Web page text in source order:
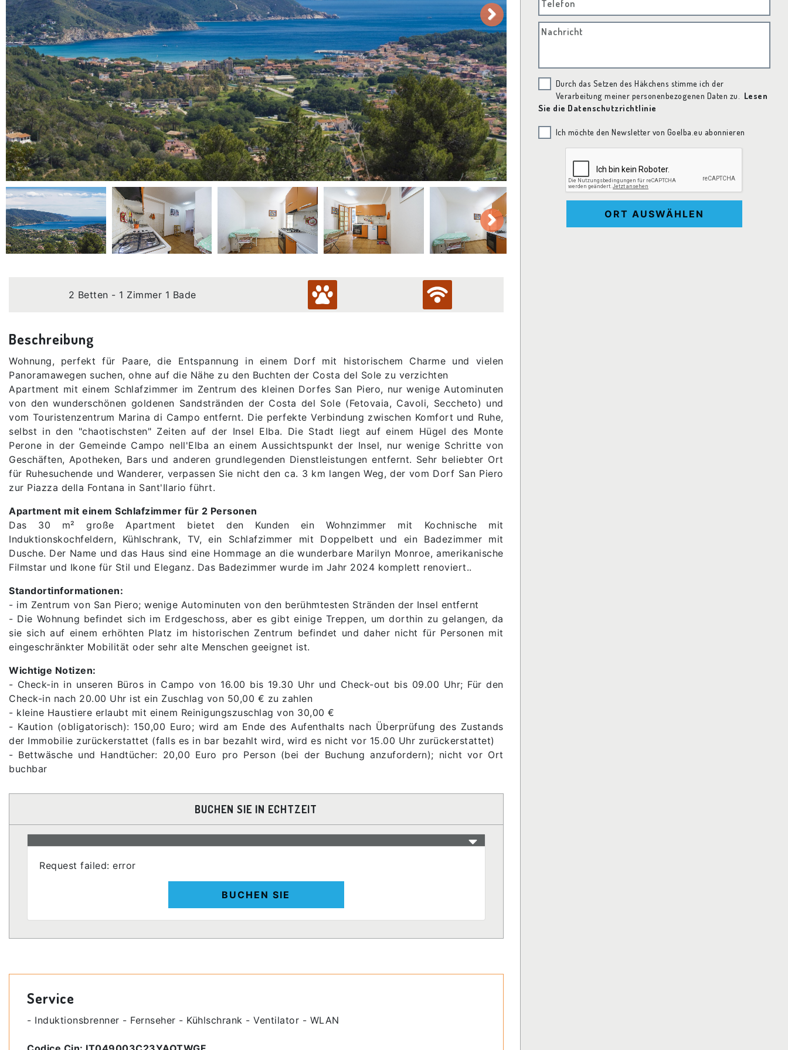
2 Betten - 1 Zimmer 1 Bade
Beschreibung
Wohnung, perfekt für Paare, die Entspannung in einem Dorf mit historischem Charme und vielen
Panoramawegen suchen, ohne auf die Nähe zu den Buchten der Costa del Sole zu verzichten
Apartment mit einem Schlafzimmer im Zentrum des kleinen Dorfes San Piero, nur wenige Autominuten
von den wunderschönen goldenen Sandstränden der Costa del Sole (Fetovaia, Cavoli, Seccheto) und
vom Touristenzentrum Marina di Campo entfernt. Die perfekte Verbindung zwischen Komfort und Ruhe,
selbst in den "chaotischsten" Zeiten auf der Insel Elba. Die Stadt liegt auf einem Hügel des Monte
Perone in der Gemeinde Campo nell'Elba an einem Aussichtspunkt der Insel, nur wenige Schritte von
Geschäften, Apotheken, Bars und anderen grundlegenden Dienstleistungen entfernt. Sehr beliebter Ort
für Ruhesuchende und Wanderer, verpassen Sie nicht den ca. 3 km langen Weg, der vom Dorf San Piero
zur Piazza della Fontana in Sant'Ilario führt.
Apartment mit einem Schlafzimmer für 2 Personen
Das 30 m² große Apartment bietet den Kunden ein Wohnzimmer mit Kochnische mit
Induktionskochfeldern, Kühlschrank, TV, ein Schlafzimmer mit Doppelbett und ein Badezimmer mit
Dusche. Der Name und das Haus sind eine Hommage an die wunderbare Marilyn Monroe, amerikanische
Filmstar und Ikone für Stil und Eleganz. Das Badezimmer wurde im Jahr 2024 komplett renoviert..
Standortinformationen:
- im Zentrum von San Piero; wenige Autominuten von den berühmtesten Stränden der Insel entfernt
- Die Wohnung befindet sich im Erdgeschoss, aber es gibt einige Treppen, um dorthin zu gelangen, da
sie sich auf einem erhöhten Platz im historischen Zentrum befindet und daher nicht für Personen mit
eingeschränkter Mobilität oder sehr alte Menschen geeignet ist.
Wichtige Notizen:
- Check-in in unseren Büros in Campo von 16.00 bis 19.30 Uhr und Check-out bis 09.00 Uhr; Für den
Check-in nach 20.00 Uhr ist ein Zuschlag von 50,00 € zu zahlen
- kleine Haustiere erlaubt mit einem Reinigungszuschlag von 30,00 €
- Kaution (obligatorisch): 150,00 Euro; wird am Ende des Aufenthalts nach Überprüfung des Zustands
der Immobilie zurückerstattet (falls es in bar bezahlt wird, wird es nicht vor 15.00 Uhr zurückerstattet)
- Bettwäsche und Handtücher: 20,00 Euro pro Person (bei der Buchung anzufordern); nicht vor Ort
buchbar
BUCHEN SIE IN ECHTZEIT
Request failed: error
BUCHEN SIE
Service
- Induktionsbrenner - Fernseher - Kühlschrank - Ventilator - WLAN
Telefon
Nachricht
Durch das Setzen des Häkchens stimme ich der
Verarbeitung meiner personenbezogenen Daten zu.
Lesen
Sie die Datenschutzrichtlinie
Ich möchte den Newsletter von Goelba.eu abonnieren
ORT AUSWÄHLEN